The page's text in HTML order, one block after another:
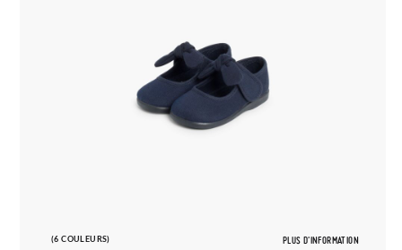
(6 COULEURS) PLUS D'INFORMATION